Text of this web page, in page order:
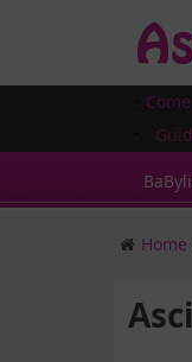
Home